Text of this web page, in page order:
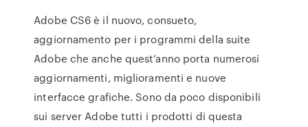
Adobe CS6 è il nuovo, consueto,
aggiornamento per i programmi della suite
Adobe che anche quest’anno porta numerosi
aggiornamenti, miglioramenti e nuove
interfacce grafiche. Sono da poco disponibili
sui server Adobe tutti i prodotti di questa